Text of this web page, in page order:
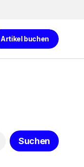
Artikel buchen
Suchen